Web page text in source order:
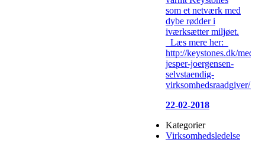
som et netværk med
dybe rødder i
iværksætter miljøet.
Læs mere her:
http://keystones.dk/
jesper-joergensen-
selvstaendig-
virksomhedsraadgiver/...
22-02-2018
Kategorier
Virksomhedsledelse